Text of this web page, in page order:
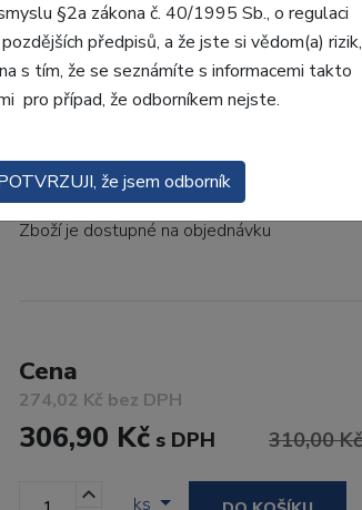
AcryRock 1x28 S66-
• Dvouvrstvé velmi estetické pryskyřičné
zub.• Díky použití speciální pryskyřice
Kód produktu: 803789
Zboží je dostupné na objednávku
Cena
274,02 Kč bez DPH
306,90 Kč s DPH 310,00 Kč
ks
§2a zákona č. 40/1995 Sb., o regulaci
předpisů, a že jste si vědom(a) rizik,
s tím, že se seznámíte s informacemi takto
pro případ, že odborníkem nejste.
že jsem odborník